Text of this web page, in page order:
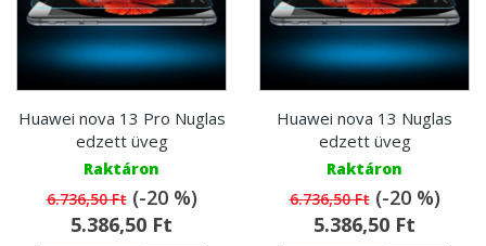
Huawei nova 13 Pro Nuglas
edzett üveg
Raktáron
6.736,50 Ft(-20 %)
5.386,50 Ft
Huawei nova 13 Nuglas
edzett üveg
Raktáron
6.736,50 Ft(-20 %)
5.386,50 Ft